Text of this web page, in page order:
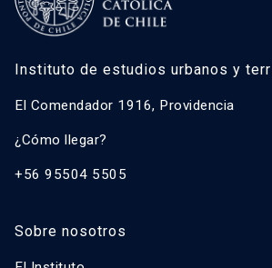
Instituto de estudios urbanos y
El Comendador 1916, Providencia
¿Cómo llegar?
+56 95504 5505
Sobre nosotros